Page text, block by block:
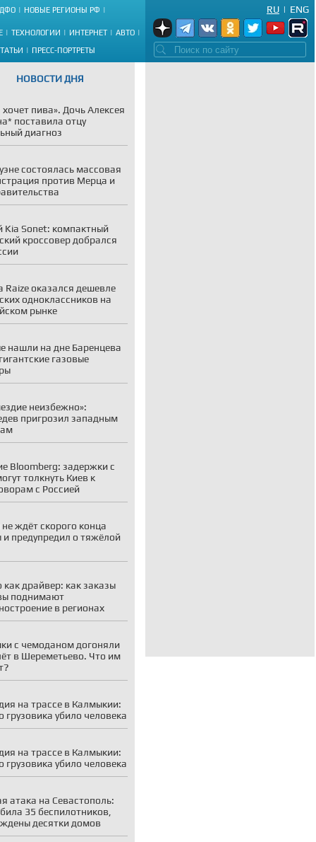
ДФО НОВЫЕ РЕГИОНЫ РФ
ТЕХНОЛОГИИ ИНТЕРНЕТ АВТО
ПРЕСС-ПОРТРЕТЫ
ENG
|
RU
НОВОСТИ ДНЯ
пива». Дочь Алексея
поставила отцу
диагноз
состоялась массовая
против Мерца и
Kia Sonet: компактный
кроссовер добрался
Raize оказался дешевле
одноклассников на
рынке
нашли на дне Баренцева
газовые
неизбежно»:
пригрозил западным
Bloomberg: задержки с
толкнуть Киев к
с Россией
не ждёт скорого конца
и предупредил о тяжёлой
как драйвер: как заказы
поднимают
в регионах
с чемоданом догоняли
в Шереметьево. Что им
на трассе в Калмыкии:
грузовика убило человека
на трассе в Калмыкии:
грузовика убило человека
атака на Севастополь:
35 беспилотников,
десятки домов